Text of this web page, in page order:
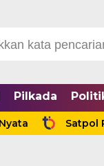
Pilkada
Satpol PP